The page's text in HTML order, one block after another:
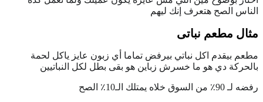
الناس الصح هتعرف إنك ليهم
مثال مطعم نباتى
مطعم بيقدم اكل نباتي بيرفض تماما أي زبون عايز ياكل لحمة
بالحركة دي هو ما خسرش زباين هو بقى بطل لكل النباتيين
رفضه لـ 90٪ من السوق خلاه يمتلك الـ10٪ الصح